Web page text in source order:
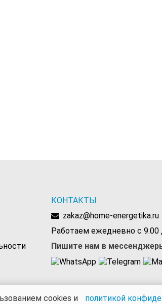
КОНТАКТЫ
zakaz@home-energetika.ru
Работаем ежедневно с 9.00
Пишите нам в
cookies и политикой